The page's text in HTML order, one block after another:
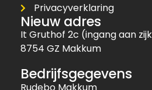
Privacyverklaring
Nieuw adres
It Gruthof 2c (ingang aan
8754 GZ Makkum
Bedrijfsgegevens
Rudebo Makkum